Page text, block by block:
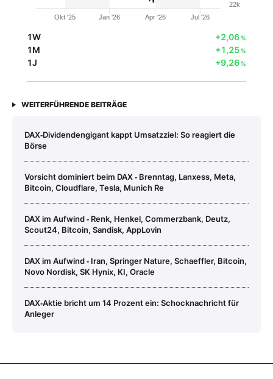
Okt '25 Jan '26 Apr '26 Jul '26
22k
1W +2,06%
1M +1,25%
1J +9,26%
WEITERFÜHRENDE BEITRÄGE
DAX‑Dividendengigant kappt Umsatzziel: So reagiert die
Börse
Vorsicht dominiert beim DAX ‑ Brenntag, Lanxess, Meta,
Bitcoin, Cloudflare, Tesla, Munich Re
DAX im Aufwind ‑ Renk, Henkel, Commerzbank, Deutz,
Scout24, Bitcoin, Sandisk, AppLovin
DAX im Aufwind ‑ Iran, Springer Nature, Schaeffler, Bitcoin,
Novo Nordisk, SK Hynix, KI, Oracle
DAX‑Aktie bricht um 14 Prozent ein: Schocknachricht für
Anleger